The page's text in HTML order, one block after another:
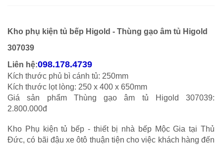
Kho phụ kiện tủ bếp Higold - Thùng gạo âm tủ Higold
307039
Liên hệ:098.178.4739
Kích thước phủ bì cánh tủ: 250mm
Kích thước lọt lòng: 250 x 400 x 650mm
Giá sản phẩm Thùng gạo âm tủ Higold 307039:
2.800.000đ
Kho Phụ kiện tủ bếp - thiết bị nhà bếp Mộc Gia tại Thủ
Đức, có bãi đậu xe ôtô thuận tiện cho việc khách hàng đến